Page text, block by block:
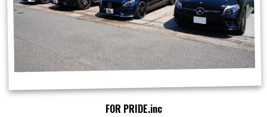
FOR PRIDE.inc